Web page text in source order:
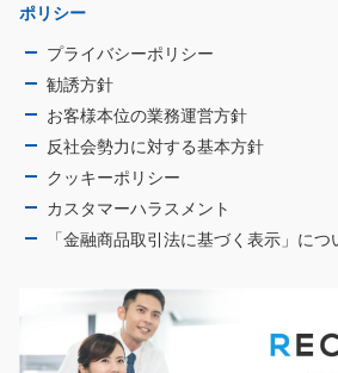
ポリシー
プライバシーポリシー
勧誘方針
お客様本位の業務運営方針
反社会勢力に対する基本方針
クッキーポリシー
カスタマーハラスメント
「金融商品取引法に基づく表示」につ